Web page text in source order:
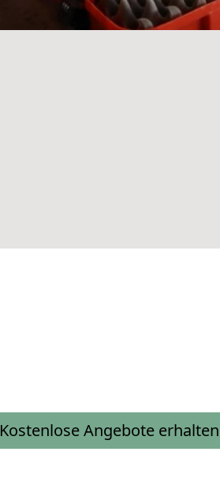
Kostenlose Angebote erhalten